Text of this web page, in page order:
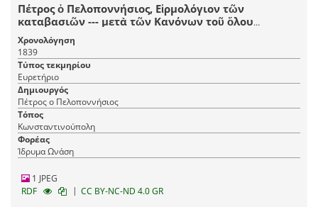
Πέτρος ὁ Πελοποννήσιος, Εἱρμολόγιον τῶν
καταβασιῶν --- μετὰ τῶν Κανόνων τοῦ ὅλου
ἐνιαυτοῦ καὶ συντόμου Εἱρμολογίου ---
ἐπιθεωρηθέντα --- παρὰ Ἰωάννου Λαμαπδαρίου Νῦν
δεύτερον ἐκδοθὲν ---, Κωνσταντινούπολη, Ἐκ τῆς τοῦ
Παναγίου Τάφου Τυπογραφίας, 1839.
Χρονολόγηση
1839
Τύπος τεκμηρίου
Ευρετήριο
Δημιουργός
Πέτρος ο Πελοποννήσιος
Τόπος
Κωνσταντινούπολη
Φορέας
Ίδρυμα Ωνάση
1 JPEG
RDF
| CC BY-NC-ND 4.0 GR